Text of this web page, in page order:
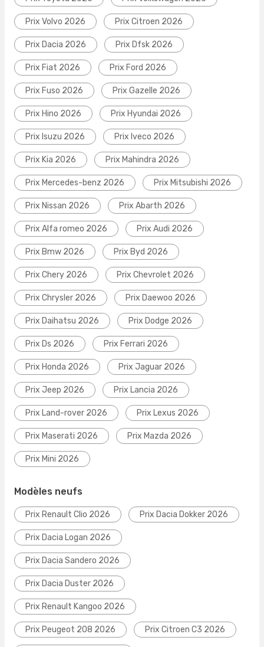
Prix Volvo 2026 Prix Citroen 2026
Prix Dacia 2026 Prix Dfsk 2026
Prix Fiat 2026 Prix Ford 2026
Prix Fuso 2026 Prix Gazelle 2026
Prix Hino 2026 Prix Hyundai 2026
Prix Isuzu 2026 Prix Iveco 2026
Prix Kia 2026 Prix Mahindra 2026
Prix Mercedes-benz 2026 Prix Mitsubishi 2026
Prix Nissan 2026 Prix Abarth 2026
Prix Alfa romeo 2026 Prix Audi 2026
Prix Bmw 2026 Prix Byd 2026
Prix Chery 2026 Prix Chevrolet 2026
Prix Chrysler 2026 Prix Daewoo 2026
Prix Daihatsu 2026 Prix Dodge 2026
Prix Ds 2026 Prix Ferrari 2026
Prix Honda 2026 Prix Jaguar 2026
Prix Jeep 2026 Prix Lancia 2026
Prix Land-rover 2026 Prix Lexus 2026
Prix Maserati 2026 Prix Mazda 2026
Prix Mini 2026
Modèles neufs
Prix Renault Clio 2026 Prix Dacia Dokker 2026
Prix Dacia Logan 2026
Prix Dacia Sandero 2026
Prix Dacia Duster 2026
Prix Renault Kangoo 2026
Prix Peugeot 208 2026 Prix Citroen C3 2026